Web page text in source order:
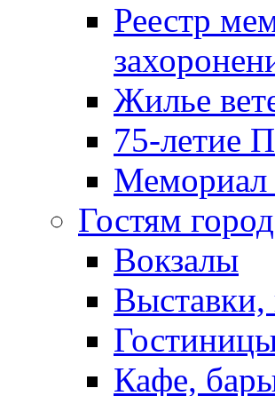
Реестр
Жилье
75-летие
Мемориал
Гостям
Вокзалы
Выставки,
Кафе,